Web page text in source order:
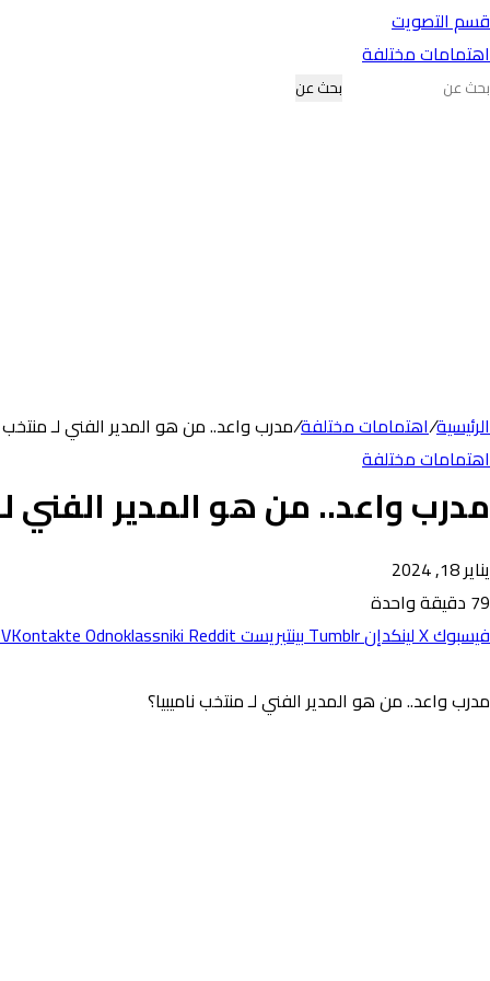
قسم التصويت
اهتمامات مختلفة
بحث عن
الرئيسية/اهتمامات مختلفة/مدرب واعد.. من هو المدير الفني لـ منتخب
اهتمامات مختلفة
مدرب واعد.. من هو المدير الفني
يناير 18, 2024
79 دقيقة واحدة
فيسبوكXلينكدإن بينتيريست Odnoklassniki
مدرب واعد.. من هو المدير الفني لـ منتخب ناميبيا؟